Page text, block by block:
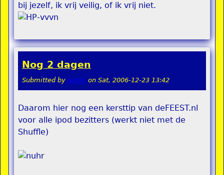
bij jezelf, ik vrij veilig, of ik vrij niet.
Nog 2 dagen
Submitted by teddy on Sat, 2006-12-23 13:42
Daarom hier nog een kersttip van deFEEST.nl
voor alle ipod bezitters (werkt niet met de
Shuffle)